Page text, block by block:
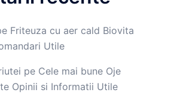
Friteuza cu aer cald Biovita
Utile
pe Cele mai bune Oje
Opinii si Informatii Utile